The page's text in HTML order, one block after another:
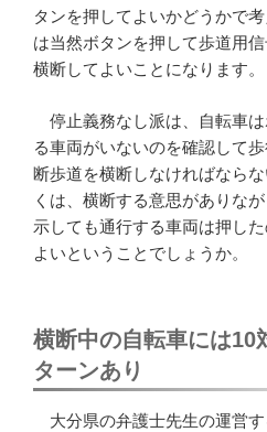
タンを押してよいかどうかで
は当然ボタンを押して歩道用
横断してよいことになります。
停止義務なし派は、自転車
る車両がいないのを確認して
断歩道を横断しなければなら
くは、横断する意思がありな
示しても通行する車両は押し
よいということでしょうか。
横断中の自転車には10
ターンあり
大分県の弁護士先生の運営す